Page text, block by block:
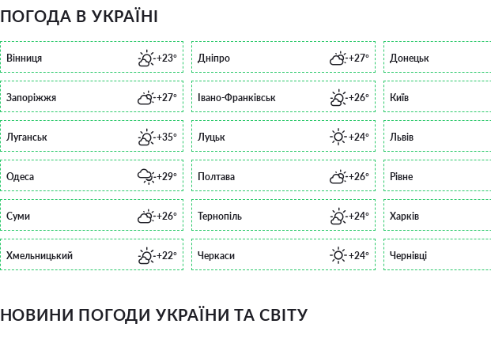
ПОГОДА В УКРАЇНІ
Вінниця +23° Дніпро +27° Донецьк
Запоріжжя +27° Івано-Франківськ +26° Київ
Луганськ +35° Луцьк +24° Львів
Одеса +29° Полтава +26° Рівне
Суми +26° Тернопіль +24° Харків
Хмельницький +22° Черкаси +24° Чернівці
НОВИНИ ПОГОДИ УКРАЇНИ ТА СВІТУ